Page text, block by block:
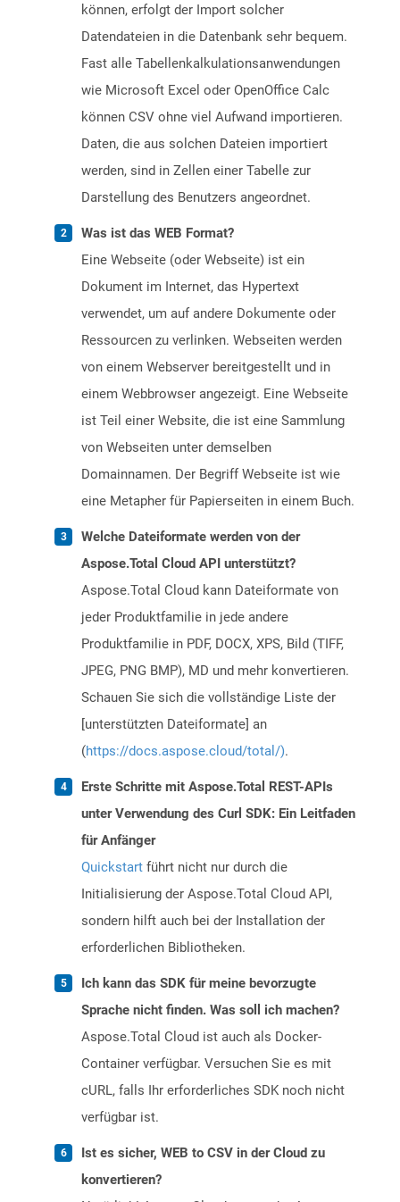
können, erfolgt der Import solcher
Datendateien in die Datenbank sehr bequem.
Fast alle Tabellenkalkulationsanwendungen
wie Microsoft Excel oder OpenOffice Calc
können CSV ohne viel Aufwand importieren.
Daten, die aus solchen Dateien importiert
werden, sind in Zellen einer Tabelle zur
Darstellung des Benutzers angeordnet.
Was ist das WEB Format?
Eine Webseite (oder Webseite) ist ein
Dokument im Internet, das Hypertext
verwendet, um auf andere Dokumente oder
Ressourcen zu verlinken. Webseiten werden
von einem Webserver bereitgestellt und in
einem Webbrowser angezeigt. Eine Webseite
ist Teil einer Website, die ist eine Sammlung
von Webseiten unter demselben
Domainnamen. Der Begriff Webseite ist wie
eine Metapher für Papierseiten in einem Buch.
Welche Dateiformate werden von der
Aspose.Total Cloud API unterstützt?
Aspose.Total Cloud kann Dateiformate von
jeder Produktfamilie in jede andere
Produktfamilie in PDF, DOCX, XPS, Bild (TIFF,
JPEG, PNG BMP), MD und mehr konvertieren.
Schauen Sie sich die vollständige Liste der
[unterstützten Dateiformate] an
(https://docs.aspose.cloud/total/).
Erste Schritte mit Aspose.Total REST-APIs
unter Verwendung des Curl SDK: Ein Leitfaden
für Anfänger
Quickstart führt nicht nur durch die
Initialisierung der Aspose.Total Cloud API,
sondern hilft auch bei der Installation der
erforderlichen Bibliotheken.
Ich kann das SDK für meine bevorzugte
Sprache nicht finden. Was soll ich machen?
Aspose.Total Cloud ist auch als Docker-
Container verfügbar. Versuchen Sie es mit
cURL, falls Ihr erforderliches SDK noch nicht
verfügbar ist.
Ist es sicher, WEB to CSV in der Cloud zu
konvertieren?